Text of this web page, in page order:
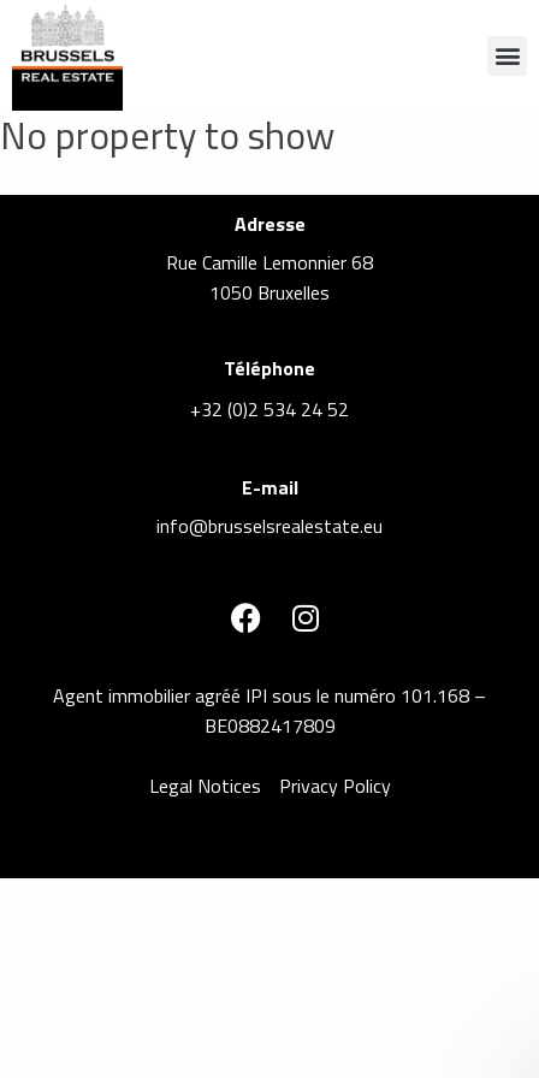
No property to show
Adresse
Rue Camille Lemonnier 68
1050 Bruxelles
Téléphone
+32 (0)2 534 24 52
E-mail
info@brusselsrealestate.eu
Agent immobilier agréé IPI sous le numéro 101.168 –
BE0882417809
Legal Notices Privacy Policy